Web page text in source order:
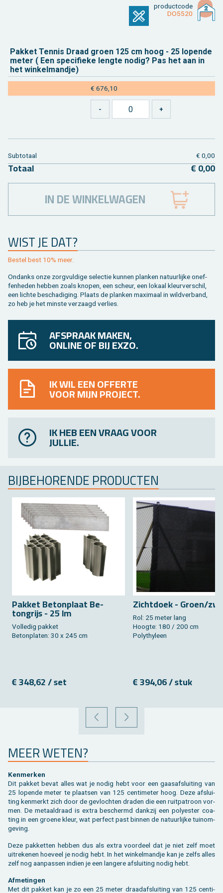
product­code
DO5520
Pak­ket Ten­nis Draad groen 125 cm hoog - 25 lo­pen­de
meter ( Een spe­ci­fie­ke leng­te nodig? Pas het aan in
het win­kel­mand­je)
€ 676,10
WIST JE DAT?
Be­stel best 10% meer.
On­danks onze zorg­vul­di­ge se­lec­tie kun­nen plan­ken na­tuur­lij­ke on­ef­
fen­he­den heb­ben zoals kno­pen, een scheur, een lo­kaal kleur­ver­schil,
een lich­te be­scha­di­ging. Plaats de plan­ken maxi­maal in wild­ver­band,
zo heb je het min­ste ver­zaagd ver­lies.
Sub­to­taal € 0,00
To­taal € 0,00
IN DE WINKELWAGEN
AFSPRAAK MAKEN,
ONLINE OF BIJ EXZO.
IK WIL EEN OFFERTE
VOOR MIJN PROJECT.
IK HEB EEN VRAAG VOOR
JULLIE.
BIJ­BE­HO­REN­DE PRO­DUC­TEN
Pak­ket Be­ton­plaat Be­
tongrijs - 25 lm
Vol­le­dig pak­ket
Be­ton­pla­ten: 30 x 245 cm
€ 348,62 / set
Zicht­doek - Groen/
Rol: 25 meter lang
Hoog­te: 180 / 200 cm
Po­ly­thy­leen
€ 394,06 / stuk
VORIGE VOLGENDE
MEER WETEN?
Ken­mer­ken
Dit pak­ket bevat alles wat je nodig hebt voor een gaas­af­slui­ting van
25 lo­pen­de meter te plaat­sen van 125 cen­ti­me­ter hoog. Deze af­slui­
ting ken­merkt zich door de ge­vloch­ten dra­den die een ruit­pa­troon vor­
men. De me­taal­draad is extra be­schermd dank­zij een po­ly­es­ter coa­
ting in een groe­ne kleur, wat per­fect past bin­nen de na­tuur­lij­ke tuinom­
ge­ving.
Deze pak­ket­ten heb­ben dus als extra voor­deel dat je niet zelf moet
uit­re­ke­nen hoe­veel je nodig hebt. In het win­kel­mand­je kan je zelfs alles
zelf nog aan­pas­sen in­dien je een lan­ge­re af­slui­ting nodig hebt.
Af­me­tin­gen
Met dit pak­ket kan je zo een 25 meter draad­af­slui­ting van 125 cen­ti­